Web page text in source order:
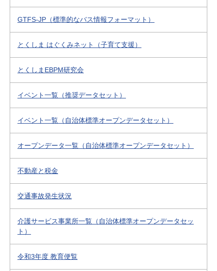
GTFS-JP（標準的なバス情報フォーマット）
とくしま はぐくみネット（子育て支援）
とくしまEBPM研究会
イベント一覧（推奨データセット）
イベント一覧（自治体標準オープンデータセット）
オープンデータ一覧（自治体標準オープンデータセット）
不動産と税金
交通事故発生状況
介護サービス事業所一覧（自治体標準オープンデータセッ
ト）
令和3年度 教育便覧